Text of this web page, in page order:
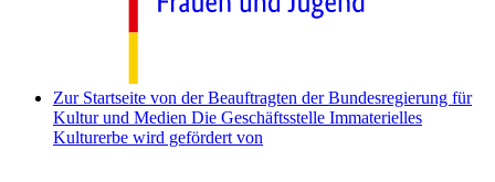
Zur Startseite von der Beauftragten der Bundesregierung für
Kultur und Medien Die Geschäftsstelle Immaterielles
Kulturerbe wird gefördert von